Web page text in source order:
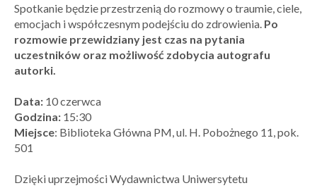
Spotkanie będzie przestrzenią do rozmowy o traumie, ciele,
emocjach i współczesnym podejściu do zdrowienia. Po
rozmowie przewidziany jest czas na pytania
uczestników oraz możliwość zdobycia autografu
autorki.
Data: 10 czerwca
Godzina: 15:30
Miejsce: Biblioteka Główna PM, ul. H. Pobożnego 11, pok.
501
Dzięki uprzejmości Wydawnictwa Uniwersytetu